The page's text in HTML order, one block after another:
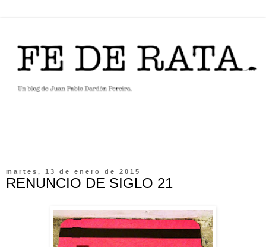
martes, 13 de enero de 2015
RENUNCIO DE SIGLO 21